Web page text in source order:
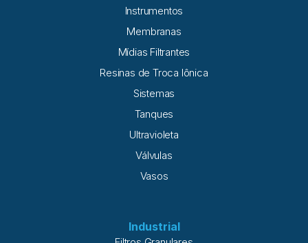
consumo humano, a água deInstrumentos
Membranas
Mídias Filtrantes
Resinas de Troca Iônica
Sistemas
Tanques
Ultravioleta
Válvulas
Vasos
Industrial